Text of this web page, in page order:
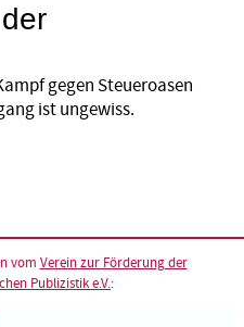
gegen Steuer­oasen
ist ungewiss.
vom Verein zur Förderung der
Publizistik e.V.: